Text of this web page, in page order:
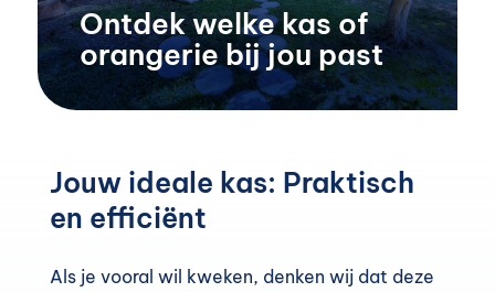
Ontdek welke kas of
orangerie bij jou past
Jouw ideale kas: Praktisch
en efficiënt
Als je vooral wil kweken, denken wij dat deze